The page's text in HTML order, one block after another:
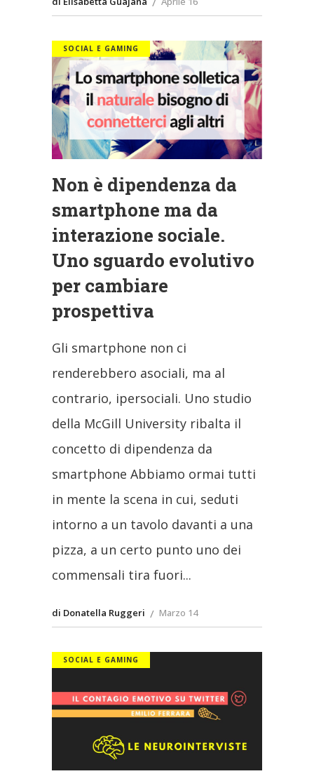
SOCIAL E GAMING
Non è dipendenza da
smartphone ma da
interazione sociale.
Uno sguardo evolutivo
per cambiare
prospettiva
Gli smartphone non ci
renderebbero asociali, ma al
contrario, ipersociali. Uno studio
della McGill University ribalta il
concetto di dipendenza da
smartphone Abbiamo ormai tutti
in mente la scena in cui, seduti
intorno a un tavolo davanti a una
pizza, a un certo punto uno dei
commensali tira fuori
di Donatella Ruggeri Marzo 14
SOCIAL E GAMING